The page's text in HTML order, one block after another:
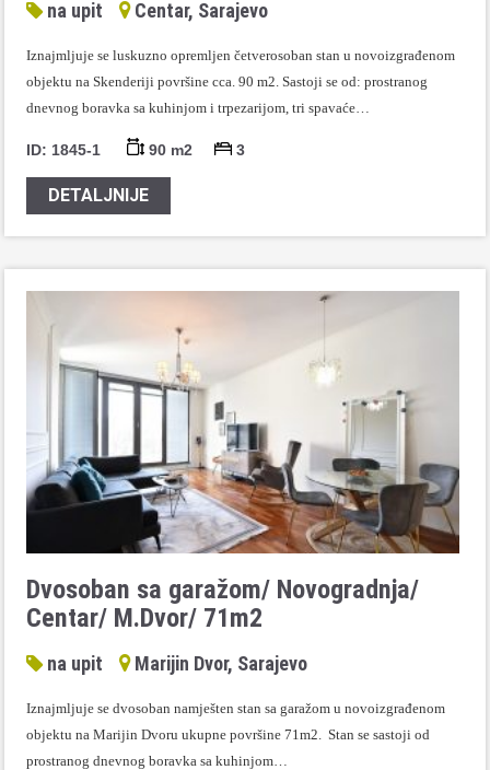
na upit Centar, Sarajevo
Iznajmljuje se luskuzno opremljen četverosoban stan u novoizgrađenom
objektu na Skenderiji površine cca. 90 m2. Sastoji se od: prostranog
dnevnog boravka sa kuhinjom i trpezarijom, tri spavaće…
ID: 1845-1 90 m2 3
DETALJNIJE
Dvosoban sa garažom/ Novogradnja/
Centar/ M.Dvor/ 71m2
na upit Marijin Dvor, Sarajevo
Iznajmljuje se dvosoban namješten stan sa garažom u novoizgrađenom
objektu na Marijin Dvoru ukupne površine 71m2. Stan se sastoji od
prostranog dnevnog boravka sa kuhinjom…